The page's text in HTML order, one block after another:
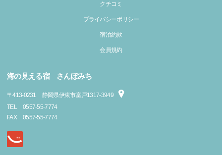
クチコミ
プライバシーポリシー
宿泊約款
会員規約
海の見える宿 さんぽみち
〒413-0231
静岡県伊東市富戸1317-3949
TEL
0557-55-7774
FAX
0557-55-7774